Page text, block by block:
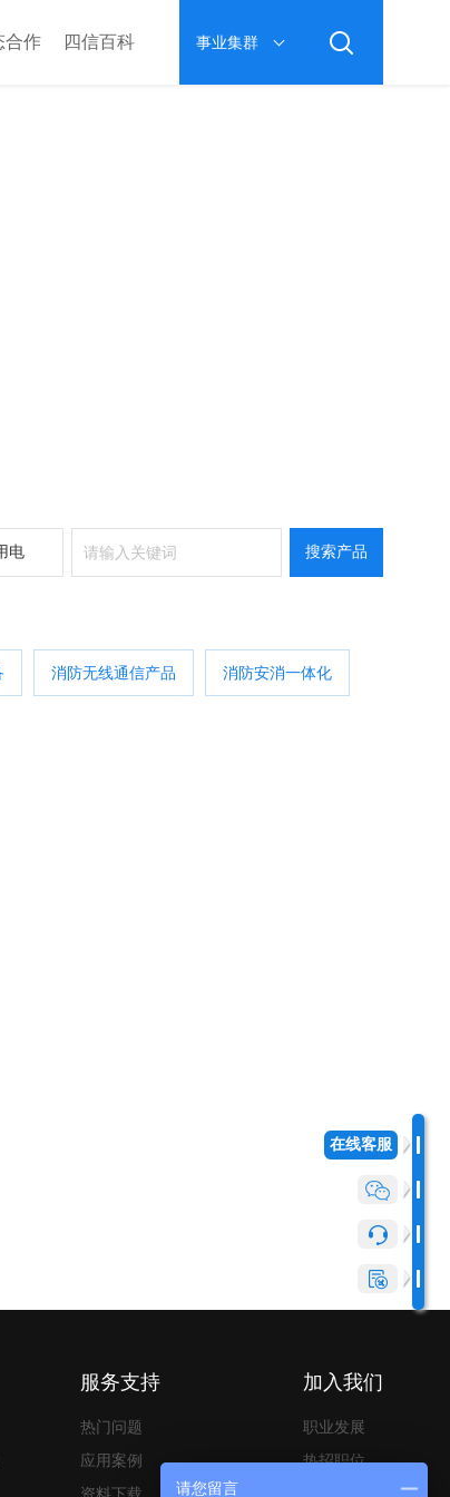
合作 四信百科 事业集群
消防无线通信产品 消防安消一体化
服务支持
热门问题
应用案例
加入我们
职业发展
热招职位
在线客服
请您留言